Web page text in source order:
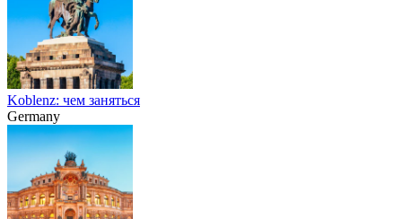
Koblenz: чем заняться
Germany